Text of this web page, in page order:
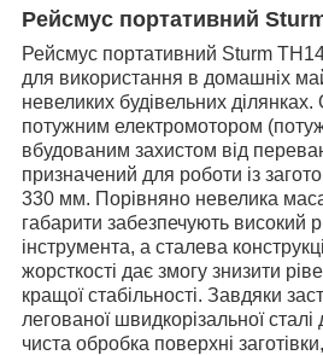
Рейсмус портативний
Рейсмус портативний Sturm
для використання в домашніх
невеликих будівельних
потужним електромотором
вбудованим захистом від
призначений для роботи із
330 мм. Порівняно невелика
габарити забезпечують високий
інструмента, а сталева
жорсткості дає змогу знизити
кращої стабільності. Завдяки
легованої швидкорізальної сталі
чиста обробка поверхні